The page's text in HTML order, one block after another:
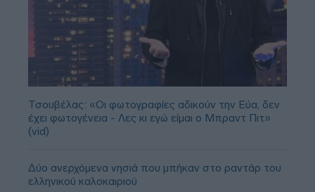
Τσουβέλας: «Οι φωτογραφίες αδικούν την Εύα, δεν
έχει φωτογένεια - Λες κι εγώ είμαι ο Μπραντ Πιτ»
(vid)
Δύο ανερχόμενα νησιά που μπήκαν στο ραντάρ του
ελληνικού καλοκαιριού